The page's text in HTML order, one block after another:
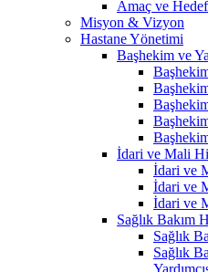
Amaç ve
Misyon & Vizyon
Hastane Yönetimi
Başhekim ve
İdari ve Mali
İdari ve
İdari ve
İdari ve
Sağlık Bakım
Sağlık
Sağlık